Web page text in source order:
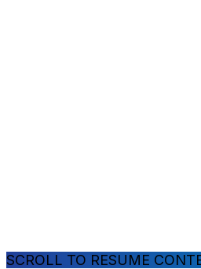
SCROLL TO RESUME